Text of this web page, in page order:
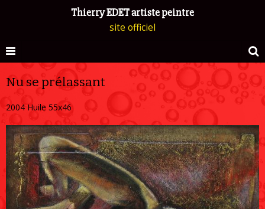
Thierry EDET artiste peintre
site officiel
Nu se prélassant
2004 Huile 55x46